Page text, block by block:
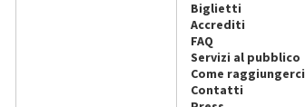
Biglietti
Accrediti
FAQ
Servizi al pubblico
Come raggiungerci
Contatti